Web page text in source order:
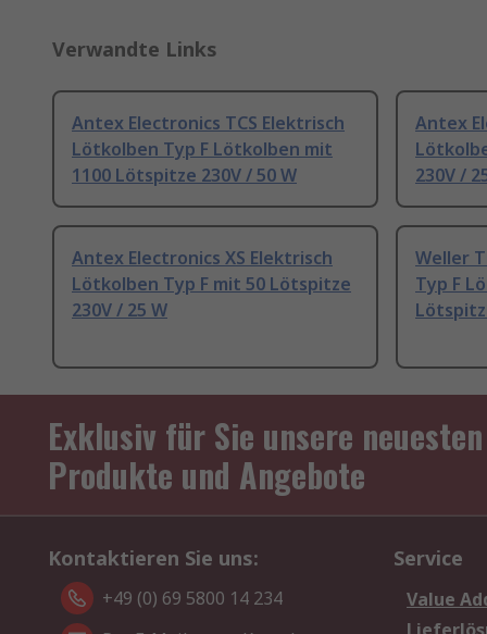
Verwandte Links
Antex Electronics TCS Elektrisch
Lötkolben Typ F Lötkolben mit
1100 Lötspitze 230V / 50 W
Antex
230V /
Antex Electronics XS Elektrisch
Lötkolben Typ F mit 50 Lötspitze
230V / 25 W
Weller
Typ F
Exklusiv für Sie unsere neuesten
Produkte und Angebote
Kontaktieren Sie uns:
+49 (0) 69 5800 14 234
Service
Value